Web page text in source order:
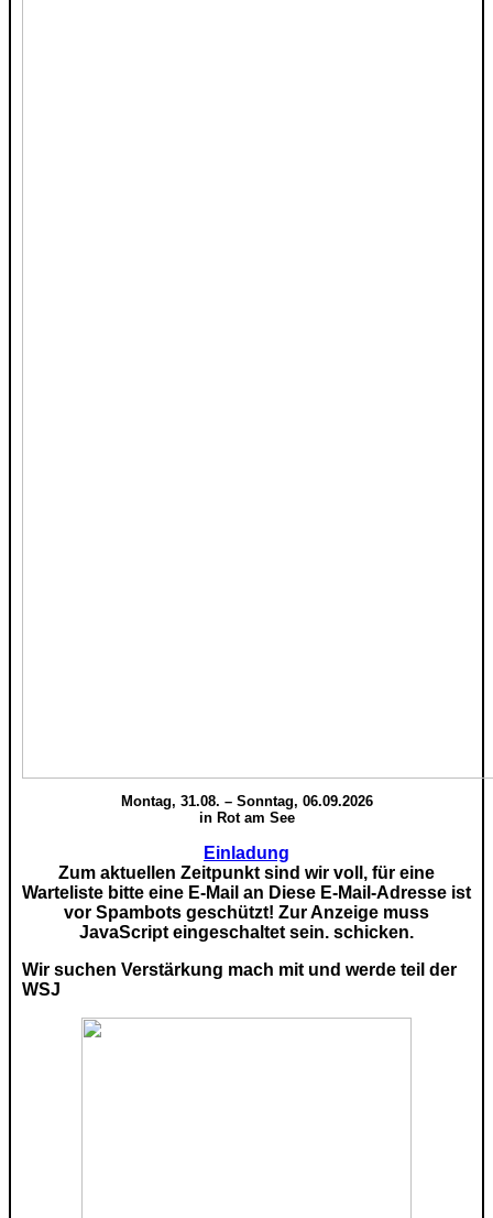
Montag, 31.08. – Sonntag, 06.09.2026
in Rot am See
Einladung
Zum aktuellen Zeitpunkt sind wir voll, für eine
Warteliste bitte eine E-Mail an Diese E-Mail-Adresse ist
vor Spambots geschützt! Zur Anzeige muss
JavaScript eingeschaltet sein. schicken.
Wir suchen Verstärkung mach mit und werde teil der
WSJ